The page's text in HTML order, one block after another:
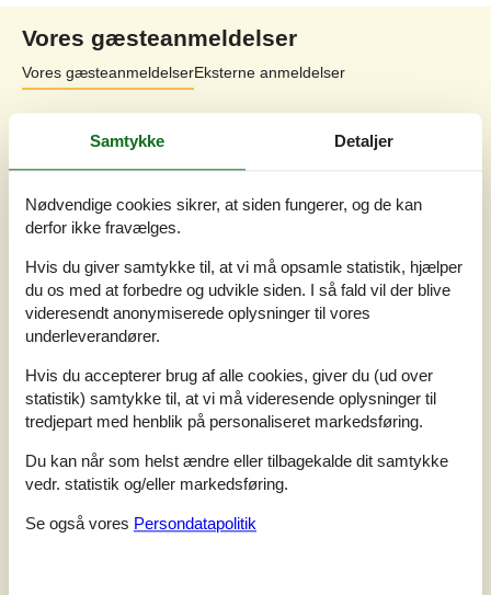
Vores gæsteanmeldelser
Vores gæsteanmeldelserEksterne anmeldelser
5,0 vurdering
Vurderet d. 27-07-2025
3 (0)
2
1
voksne
børn
0 husdyr
14
Kritikpunkte in Bezug auf Küchenausstattung können wir nicht
bestätigen. Offenbar wurde hier nachgebessert. Es ware genug
Gartenbereich könnte etwas mehr Liebe vertragen. Eine Hecke,
Samtykke Detaljer
Nødvendige cookies sikrer, at siden fungerer, og de kan
derfor ikke fravælges.
Hvis du giver samtykke til, at vi må opsamle statistik, hjælper
du os med at forbedre og udvikle siden. I så fald vil der blive
videresendt anonymiserede oplysninger til vores
underleverandører.
Hvis du accepterer brug af alle cookies, giver du (ud over
statistik) samtykke til, at vi må videresende oplysninger til
tredjepart med henblik på personaliseret markedsføring.
Du kan når som helst ændre eller tilbagekalde dit samtykke
vedr. statistik og/eller markedsføring.
Se også vores Persondatapolitik